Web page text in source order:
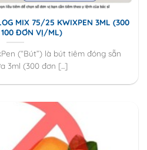
MIX 75/25 KWIXPEN 3ML (300
ĐƠN VỊ/ML)
(“Bút”) là bút tiêm đóng sẵn
3ml (300 đơn [...]